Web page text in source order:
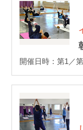
開催日時：第1／